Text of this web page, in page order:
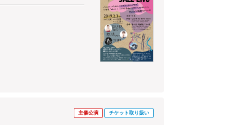
主催公演 チケット取り扱い